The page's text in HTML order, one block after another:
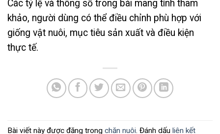
Các tỷ lệ và thông số trong bài mang tính tham
khảo, người dùng có thể điều chỉnh phù hợp với
giống vật nuôi, mục tiêu sản xuất và điều kiện
thực tế.
Bài viết này được đăng trong chăn nuôi. Đánh dấu liên kết